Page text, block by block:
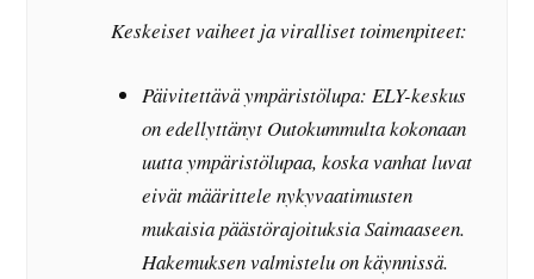
Keskeiset vaiheet ja viralliset toimenpiteet:
Päivitettävä ympäristölupa: ELY-keskus
on edellyttänyt Outokummulta kokonaan
uutta ympäristölupaa, koska vanhat luvat
eivät määrittele nykyvaatimusten
mukaisia päästörajoituksia Saimaaseen.
Hakemuksen valmistelu on käynnissä.